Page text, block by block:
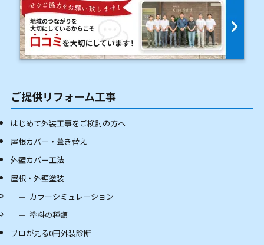
ご提供リフォーム工事
はじめて外装工事をご検討の方へ
屋根カバー・葺き替え
外壁カバー工法
屋根・外壁塗装
カラーシミュレーション
塗料の種類
プロが見る0円外装診断